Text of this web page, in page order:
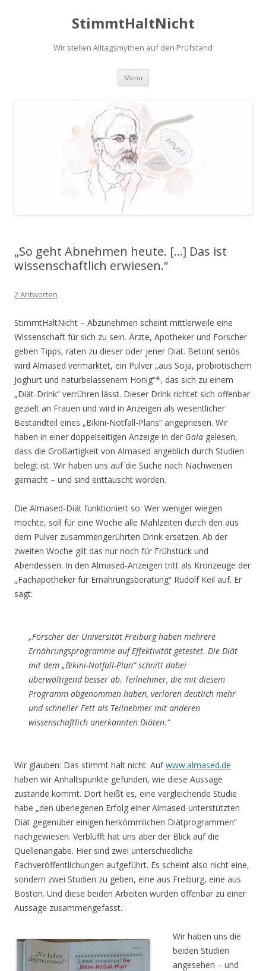
StimmtHaltNicht
Wir stellen Alltagsmythen auf den Prüfstand
Menü Zum
springen
„So geht Abnehmen heute. […] Das ist
wissenschaftlich erwiesen.“
2 Antworten
StimmtHaltNicht – Abzunehmen scheint mittlerweile eine
Wissenschaft für sich zu sein. Ärzte, Apotheker und Forscher
geben Tipps, raten zu dieser oder jener Diät. Betont seriös
wird Almased vermarktet, ein Pulver „aus Soja, probiotischem
Joghurt und naturbelassenem Honig“*, das sich zu einem
„Diät-Drink“ verrühren lässt. Dieser Drink richtet sich offenbar
gezielt an Frauen und wird in Anzeigen als wesentlicher
Bestandteil eines „Bikini-Notfall-Plans“ angepriesen. Wir
haben in einer doppelseitigen Anzeige in der Gala gelesen,
dass die Großartigkeit von Almased angeblich durch Studien
belegt ist. Wir haben uns auf die Suche nach Nachweisen
gemacht – und sind enttäuscht worden.
Die Almased-Diät funktioniert so: Wer weniger wiegen
möchte, soll für eine Woche alle Mahlzeiten durch den aus
dem Pulver zusammengerührten Drink ersetzen. Ab der
zweiten Woche gilt das nur noch für Frühstück und
Abendessen. In den Almased-Anzeigen tritt als Kronzeuge der
„Fachapotheker für Ernährungsberatung“ Rudolf Keil auf. Er
sagt:
„Forscher der Universität Freiburg haben mehrere
Ernährungsprogramme auf Effektivität getestet. Die Diät
mit dem „Bikini-Notfall-Plan“ schnitt dabei
überwältigend besser ab. Teilnehmer, die mit diesem
Programm abgenommen haben, verloren deutlich mehr
und schneller Fett als Teilnehmer mit anderen
wissenschaftlich anerkannten Diäten.“
Wir glauben: Das stimmt halt nicht. Aufwww.almased.de
haben wir Anhaltspunkte gefunden, wie diese Aussage
zustande kommt. Dort heißt es, eine vergleichende Studie
habe „den überlegenen Erfolg einer Almased-unterstützten
Diät gegenüber einigen herkömmlichen Diätprogrammen“
nachgewiesen. Verblüfft hat uns aber der Blick auf die
Quellenangabe. Hier sind zwei unterschiedliche
Fachveröffentlichungen aufgeführt. Es scheint also nicht eine,
sondern zwei Studien zu geben, eine aus Freiburg, eine aus
Boston. Und diese beiden Arbeiten wurden offenbar zu einer
Aussage zusammengefasst.
Wir haben uns die
beiden Studien
angesehen – und